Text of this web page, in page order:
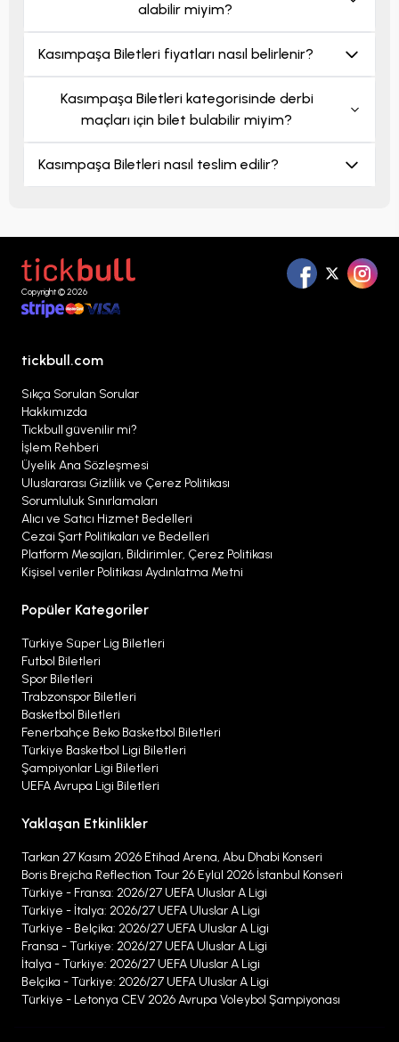
alabilir miyim?
Kasımpaşa Biletleri fiyatları nasıl belirlenir?
Kasımpaşa Biletleri kategorisinde derbi
maçları için bilet bulabilir miyim?
Kasımpaşa Biletleri nasıl teslim edilir?
Copyright © 2026
tickbull.com
Sıkça Sorulan Sorular
Hakkımızda
Tickbull güvenilir mi?
İşlem Rehberi
Üyelik Ana Sözleşmesi
Uluslararası Gizlilik ve Çerez Politikası
Sorumluluk Sınırlamaları
Alıcı ve Satıcı Hizmet Bedelleri
Cezai Şart Politikaları ve Bedelleri
Platform Mesajları, Bildirimler, Çerez Politikası
Kişisel veriler Politikası Aydınlatma Metni
Popüler Kategoriler
Türkiye Süper Lig Biletleri
Futbol Biletleri
Spor Biletleri
Trabzonspor Biletleri
Basketbol Biletleri
Fenerbahçe Beko Basketbol Biletleri
Türkiye Basketbol Ligi Biletleri
Şampiyonlar Ligi Biletleri
UEFA Avrupa Ligi Biletleri
Yaklaşan Etkinlikler
Tarkan 27 Kasım 2026 Etihad Arena, Abu Dhabi Konseri
Boris Brejcha Reflection Tour 26 Eylül 2026 İstanbul Konseri
Türkiye - Fransa: 2026/27 UEFA Uluslar A Ligi
Türkiye - İtalya: 2026/27 UEFA Uluslar A Ligi
Türkiye - Belçika: 2026/27 UEFA Uluslar A Ligi
Fransa - Türkiye: 2026/27 UEFA Uluslar A Ligi
İtalya - Türkiye: 2026/27 UEFA Uluslar A Ligi
Belçika - Türkiye: 2026/27 UEFA Uluslar A Ligi
Türkiye - Letonya CEV 2026 Avrupa Voleybol Şampiyonası